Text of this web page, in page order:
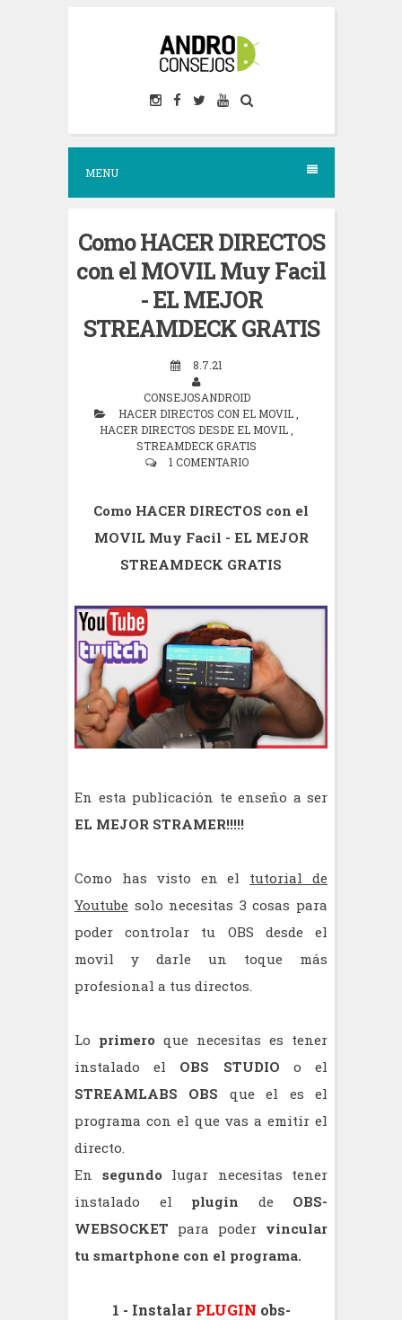
MENU
Como HACER DIRECTOS
con el MOVIL Muy Facil
- EL MEJOR
STREAMDECK GRATIS
8.7.21
CONSEJOSANDROID
HACER DIRECTOS CON EL MOVIL
HACER DIRECTOS DESDE EL MOVIL
STREAMDECK GRATIS
1 COMENTARIO
Como HACER DIRECTOS con el
MOVIL Muy Facil - EL MEJOR
STREAMDECK GRATIS
En esta publicación te enseño a ser
EL MEJOR STRAMER!!!!!
Como has visto en el tutorial de
Youtube solo necesitas 3 cosas para
poder controlar tu OBS desde el
movil y darle un toque más
profesional a tus directos.
Lo primero que necesitas es tener
instalado el OBS STUDIO o el
STREAMLABS OBS que el es el
programa con el que vas a emitir el
directo.
En segundo lugar necesitas tener
instalado el plugin de OBS-
WEBSOCKET para poder vincular
tu smartphone con el programa.
1 - Instalar PLUGIN obs-